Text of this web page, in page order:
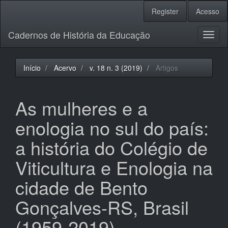
principal
Barra
Lateral
Register Acesso
Cadernos de História da Educação
Início Acervo v. 18 n. 3 (2019) Artigos
As mulheres e a
enologia no sul do país:
a história do Colégio de
Viticultura e Enologia na
cidade de Bento
Gonçalves-RS, Brasil